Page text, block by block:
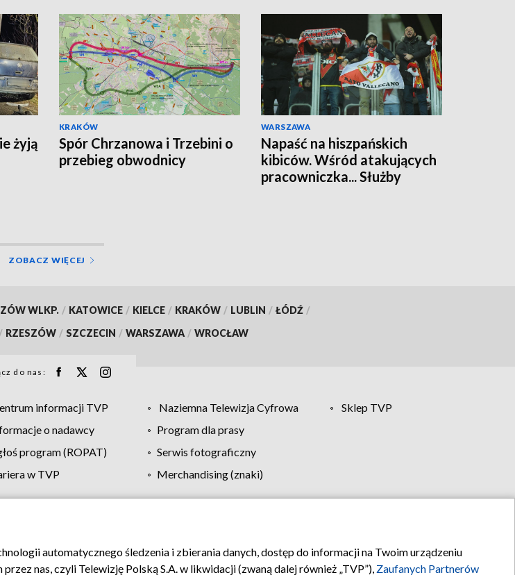
żyją
KRAKÓW
Spór Chrzanowa i Trzebini o
przebieg obwodnicy
WARSZAWA
Napaść na hiszpańskich
kibiców. Wśród atakujących
pracowniczka... Służby
ZOBACZ WIĘCEJ
WLKP. / KATOWICE / KIELCE / KRAKÓW / LUBLIN / ŁÓDŹ /
/ RZESZÓW / SZCZECIN / WARSZAWA / WROCŁAW
do nas:
informacji TVP Naziemna Telewizja Cyfrowa
Sklep TVP
o nadawcy
Program dla prasy
program (ROPAT)
Serwis fotograficzny
w TVP
Merchandising (znaki)
Moje zgody Pomoc Biuro reklamy Kontakt
automatycznego śledzenia i zbierania danych, dostęp do informacji na Twoim urządzeniu
nas, czyli Telewizję Polską S.A. w likwidacji (zwaną dalej również „TVP”), Zaufanych Partnerów